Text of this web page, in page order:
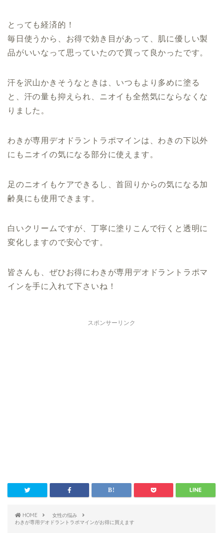
とっても経済的！
毎日使うから、お得で効き目があって、肌に優しい製
品がいいなって思っていたので買って良かったです。
汗を沢山かきそうなときは、いつもより多めに塗る
と、汗の量も抑えられ、ニオイも全然気にならなくな
りました。
わきが専用デオドラントラポマインは、わきの下以外
にもニオイの気になる部分に使えます。
足のニオイもケアできるし、首回りからの気になる加
齢臭にも使用できます。
白いクリームですが、丁寧に塗りこんで行くと透明に
変化しますので安心です。
皆さんも、ぜひお得にわきが専用デオドラントラポマ
インを手に入れて下さいね！
スポンサーリンク
HOME
女性の悩み
わきが専用デオドラントラポマインがお得に買えます